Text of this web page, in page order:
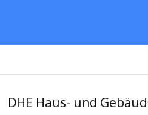
DHE Haus- und